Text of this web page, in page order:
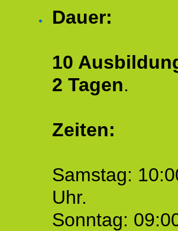
Dauer:
10
2 Tagen.
Zeiten:
Samstag:
Uhr.
Sonntag: